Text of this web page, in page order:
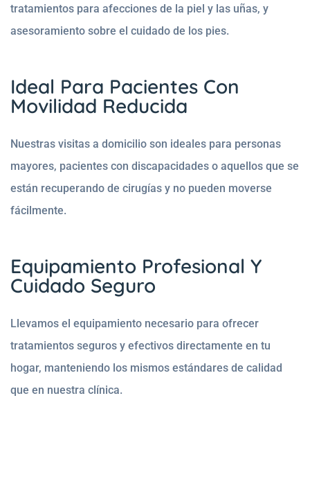
tratamientos para afecciones de la piel y las uñas, y
asesoramiento sobre el cuidado de los pies.
Ideal Para Pacientes Con
Movilidad Reducida
Nuestras visitas a domicilio son ideales para personas
mayores, pacientes con discapacidades o aquellos que se
están recuperando de cirugías y no pueden moverse
fácilmente.
Equipamiento Profesional Y
Cuidado Seguro
Llevamos el equipamiento necesario para ofrecer
tratamientos seguros y efectivos directamente en tu
hogar, manteniendo los mismos estándares de calidad
que en nuestra clínica.